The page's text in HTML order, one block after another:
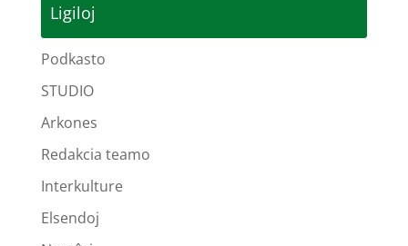
Ligiloj
Podkasto
STUDIO
Arkones
Redakcia teamo
Interkulture
Elsendoj